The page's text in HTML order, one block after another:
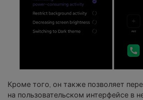
Кроме того, он также позволяет
на пользовательском интерфейсе в